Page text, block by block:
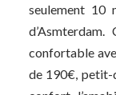
seulement 10
confortable
de 190€, petit-